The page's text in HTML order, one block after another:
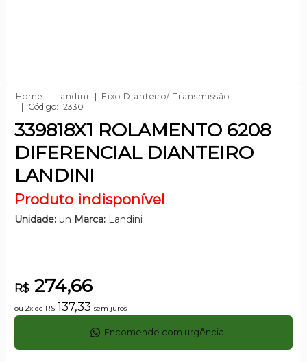
Home Landini
Eixo Dianteiro/ Transmissão
Código: 12330
339818X1 ROLAMENTO 6208
DIFERENCIAL DIANTEIRO
LANDINI
Produto indisponível
Unidade:un Marca:Landini
R$274,66
ou 2x de R$137,33 sem juros
Encomende com urgência